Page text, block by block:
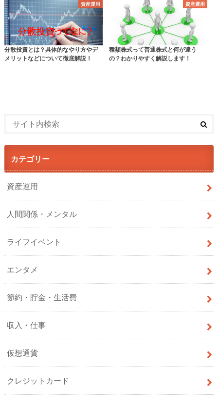
資産運用
分散投資とは？具体的なやり方やデ
メリットなどについて徹底解説！
資産運用
種類株式って普通株式と何が違う
の？わかりやすく解説します！
カテゴリー
資産運用
人間関係・メンタル
ライフイベント
エンタメ
節約・貯金・生活費
収入・仕事
仮想通貨
クレジットカード